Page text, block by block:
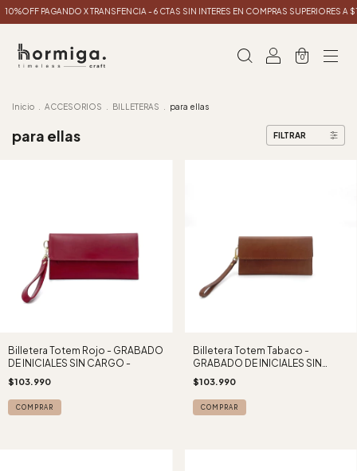
PAGANDO X TRANSFENCIA - 6 CTAS SIN INTERES EN COMPRAS SUPERIORES A
0
Inicio ACCESORIOS BILLETERAS para ellas
para ellas FILTRAR
Billetera Totem Rojo - GRABADO
DE INICIALES SIN CARGO -
$103.990
Billetera Totem Tabaco -
GRABADO DE INICIALES SIN
CARGO -
$103.990